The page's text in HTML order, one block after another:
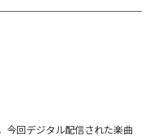
今回デジタル配信された楽曲